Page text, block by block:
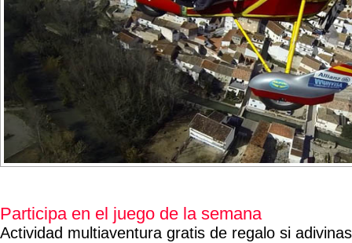
Participa en el juego de la semana
Actividad multiaventura gratis de regalo si